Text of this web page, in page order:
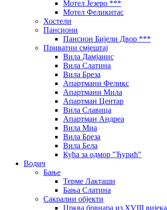
Мотел Језеро ***
Мотел Феликитас
Хостели
Пансиони
Пансион Бијели Двор ***
Приватни смјештај
Вила Дамјанис
Вила Слатина
Вила Бреза
Апартмани Феликс
Апартмани Мила
Апартман Центар
Вила Славица
Апартман Андреа
Вила Миа
Вила Бреза
Вила Бела
Кућа за одмор "Ђурић"
Водич
Бање
Терме Лакташи
Бања Слатина
Сакрални објекти
Црква брвнара из XVIII вијека